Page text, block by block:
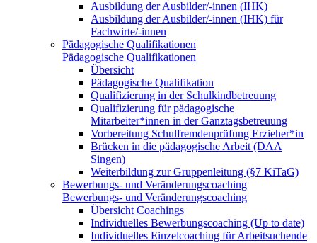
Ausbildung der Ausbilder/-innen (IHK)
Ausbildung der Ausbilder/-innen (IHK) für
Fachwirte/-innen
Pädagogische Qualifikationen
Pädagogische Qualifikationen
Übersicht
Pädagogische Qualifikation
Qualifizierung in der Schulkindbetreuung
Qualifizierung für pädagogische
Mitarbeiter*innen in der Ganztagsbetreuung
Vorbereitung Schulfremdenprüfung Erzieher*in
Brücken in die pädagogische Arbeit (DAA
Singen)
Weiterbildung zur Gruppenleitung (§7 KiTaG)
Bewerbungs- und Veränderungscoaching
Bewerbungs- und Veränderungscoaching
Übersicht Coachings
Individuelles Bewerbungscoaching (Up to date)
Individuelles Einzelcoaching für Arbeitsuchende